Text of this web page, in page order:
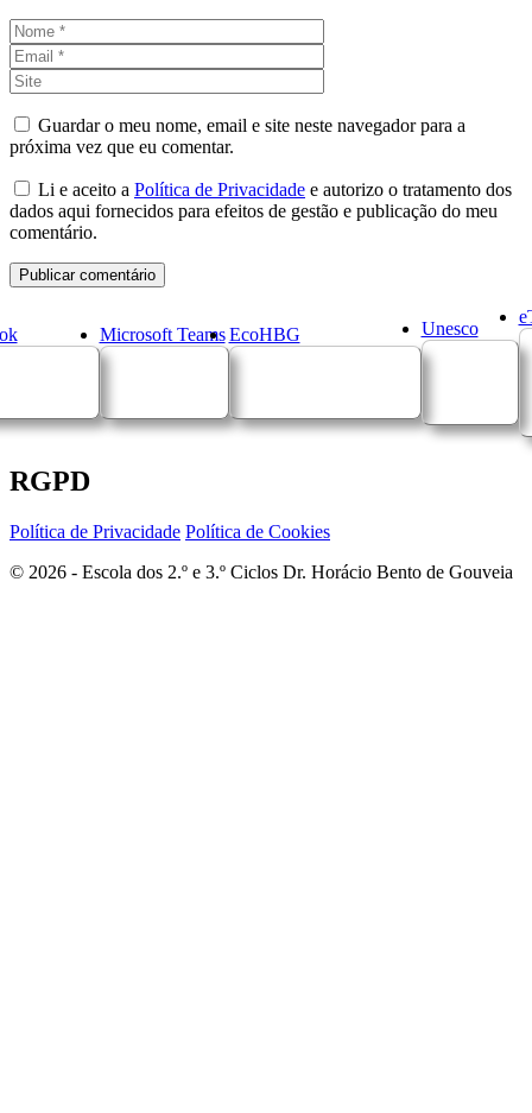
Nome
Guardar o meu nome, email e site neste navegador para a
próxima vez que eu comentar.
Li e aceito a Política de Privacidade e autorizo o tratamento dos
dados aqui fornecidos para efeitos de gestão e publicação do meu
comentário.
Microsoft Teams EcoHBG Unesco
RGPD
Política de Privacidade Política de Cookies
© 2026 - Escola dos 2.º e 3.º Ciclos Dr. Horácio Bento de Gouveia